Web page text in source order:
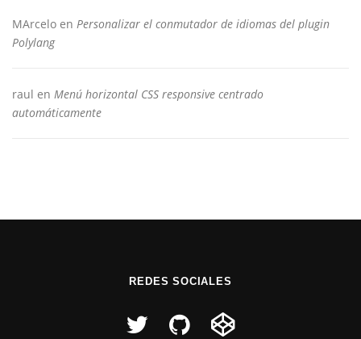
MArcelo en Personalizar el conmutador de idiomas del plugin
Polylang
raul en Menú horizontal CSS responsive centrado
automáticamente
REDES SOCIALES